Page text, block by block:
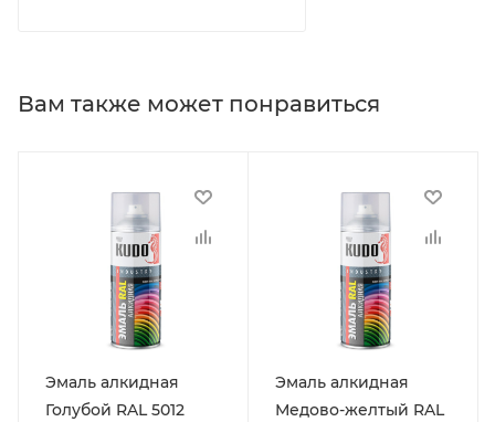
Вам также может понравиться
Эмаль алкидная
Голубой RAL 5012
Эмаль алкидная
Медово-желтый RAL